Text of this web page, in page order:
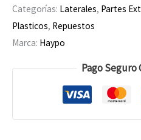
Categorías: Laterales, Partes
Plasticos, Repuestos
Marca: Haypo
Pago Seguro